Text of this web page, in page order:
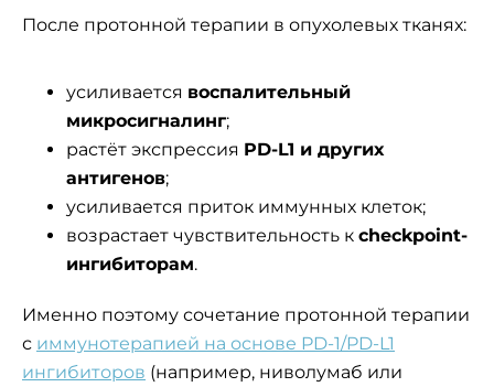
После протонной терапии в опухолевых тканях:
усиливается воспалительный
микросигналинг;
растёт экспрессия PD-L1 и других
антигенов;
усиливается приток иммунных клеток;
возрастает чувствительность к checkpoint-
ингибиторам.
Именно поэтому сочетание протонной терапии
с иммунотерапией на основе PD-1/PD-L1
ингибиторов (например, ниволумаб или